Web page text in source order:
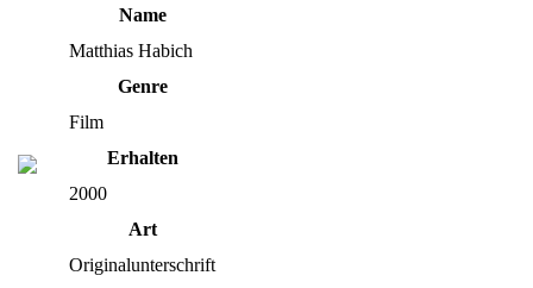
Name
Matthias Habich
Genre
Film
Erhalten
2000
Art
Originalunterschrift